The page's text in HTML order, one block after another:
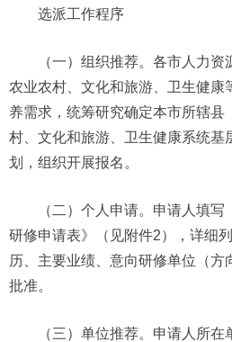
选派工作程序
（一）组织推荐。各市人力资
农业农村、文化和旅游、卫生健康
养需求，统筹研究确定本市所辖县
村、文化和旅游、卫生健康系统基
划，组织开展报名。
（二）个人申请。申请人填
研修申请表》（见附件2），详细
历、主要业绩、意向研修单位（方
批准。
（三）单位推荐。申请人所在